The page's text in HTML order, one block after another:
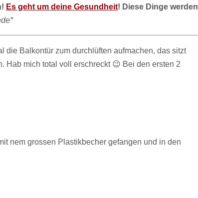
Es geht um deine Gesundheit! Diese Dinge werden
die Balkontür zum durchlüften aufmachen, das sitzt
Hab mich total voll erschreckt 😉 Bei den ersten 2
nem grossen Plastikbecher gefangen und in den